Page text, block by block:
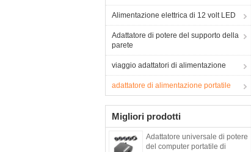
Alimentazione elettrica di 12 volt LED
Adattatore di potere del supporto della
parete
viaggio adattatori di alimentazione
adattatore di alimentazione portatile
Migliori prodotti
Adattatore universale di potere
del computer portatile di